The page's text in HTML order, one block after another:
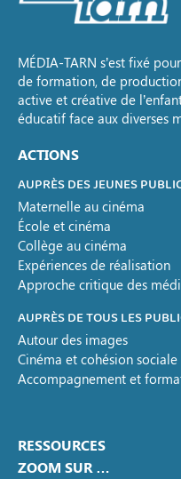
MÉDIA-TARN s’est fixé
de formation, de
active et créative de
éducatif face aux diverses
ACTIONS
AUPRÈS DES JEUNES
Maternelle au cinéma
École et cinéma
Collège au cinéma
Expériences de réalisation
Approche critique des
AUPRÈS DE TOUS LES
Autour des images
Cinéma et cohésion sociale
Accompagnement et
RESSOURCES
ZOOM SUR …